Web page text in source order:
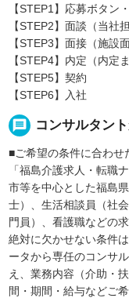
【STEP1】応募ボタン
【STEP2】面談（当社
【STEP3】面接（施設
【STEP4】内定（内定
【STEP5】契約
【STEP6】入社
message コンサルタン
■ご希望の条件に合わせ
「福島介護求人・転職
市等を中心とした福島
士）、生活相談員（社
門員）、看護職などの
絶対に欠かせない条件
ータから専任のコンサ
え、業務内容（介助・
間・期間・給与などご